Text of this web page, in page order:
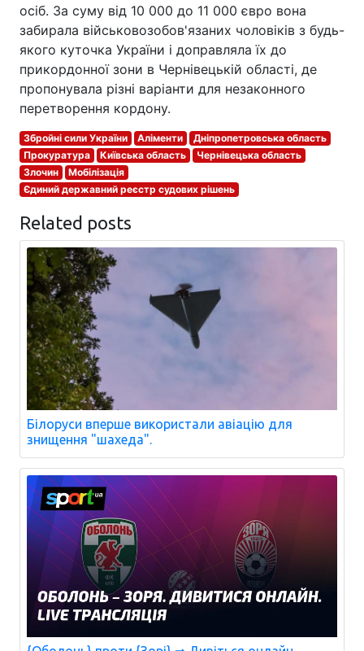
осіб. За суму від 10 000 до 11 000 євро вона
забирала військовозобов'язаних чоловіків з будь-
якого куточка України і доправляла їх до
прикордонної зони в Чернівецькій області, де
пропонувала різні варіанти для незаконного
перетворення кордону.
Збройні сили України Аліменти
Дніпропетровська область
Прокуратура
Київська область
Чернівецька область
Злочин
Мобілізація
Єдиний державний реєстр судових рішень
Related posts
Білоруси вперше використали авіацію для
знищення "шахеда".